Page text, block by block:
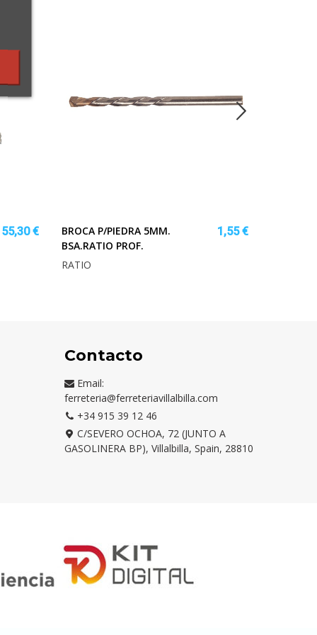
€
BROCA P/PIEDRA 5MM.
BSA.RATIO PROF.
1,55 €
RATIO
Contacto
Email:
ferreteria@ferreteriavillalbilla.com
+34 915 39 12 46
C/SEVERO OCHOA, 72 (JUNTO A
GASOLINERA BP), Villalbilla, Spain, 28810